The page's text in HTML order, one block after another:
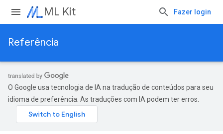
ML Kit Fazer login
Referência
O Google usa tecnologia de IA na tradução de conteúdos para seu
idioma de preferência. As traduções com IA podem ter erros.